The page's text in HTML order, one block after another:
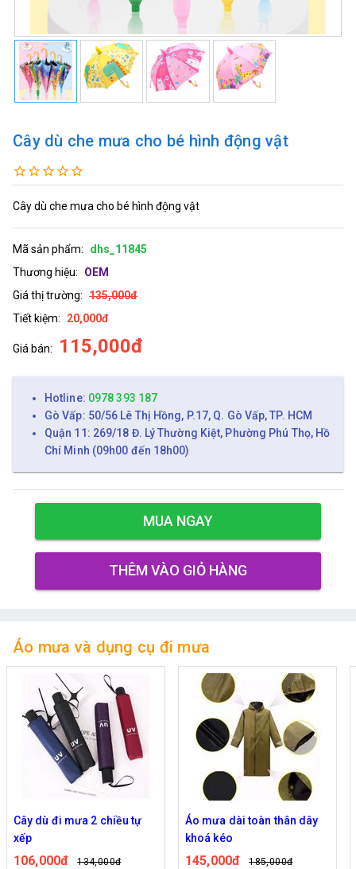
Cây dù che mưa cho bé hình động vật
Cây dù che mưa cho bé hình động vật
Mã sản phẩm:
dhs_11845
Thương hiệu:
OEM
Giá thị trường: 135,000đ
Tiết kiệm:
20,000đ
Giá bán: 115,000đ
Hotline: 0978 393 187
Gò Vấp: 50/56 Lê Thị Hồng, P.17, Q. Gò Vấp, TP. HCM
Quận 11: 269/18 Đ. Lý Thường Kiệt, Phường Phú Thọ, Hồ
Chí Minh (09h00 đến 18h00)
MUA NGAY
THÊM VÀO GIỎ HÀNG
Áo mưa và dụng cụ đi mưa
Cây dù đi mưa 2 chiều tự
xếp
106,000đ 134,000đ
Áo mưa dài toàn thân dây
khoá kéo
145,000đ 185,000đ